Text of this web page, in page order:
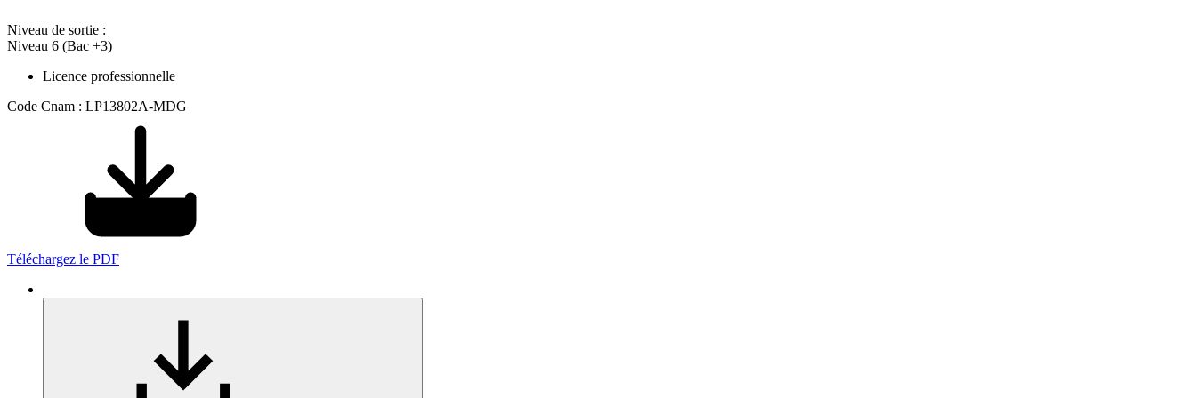
Niveau de sortie :
Niveau 6 (Bac +3)
Licence professionnelle
Code Cnam : LP13802A-MDG
Téléchargez le PDF